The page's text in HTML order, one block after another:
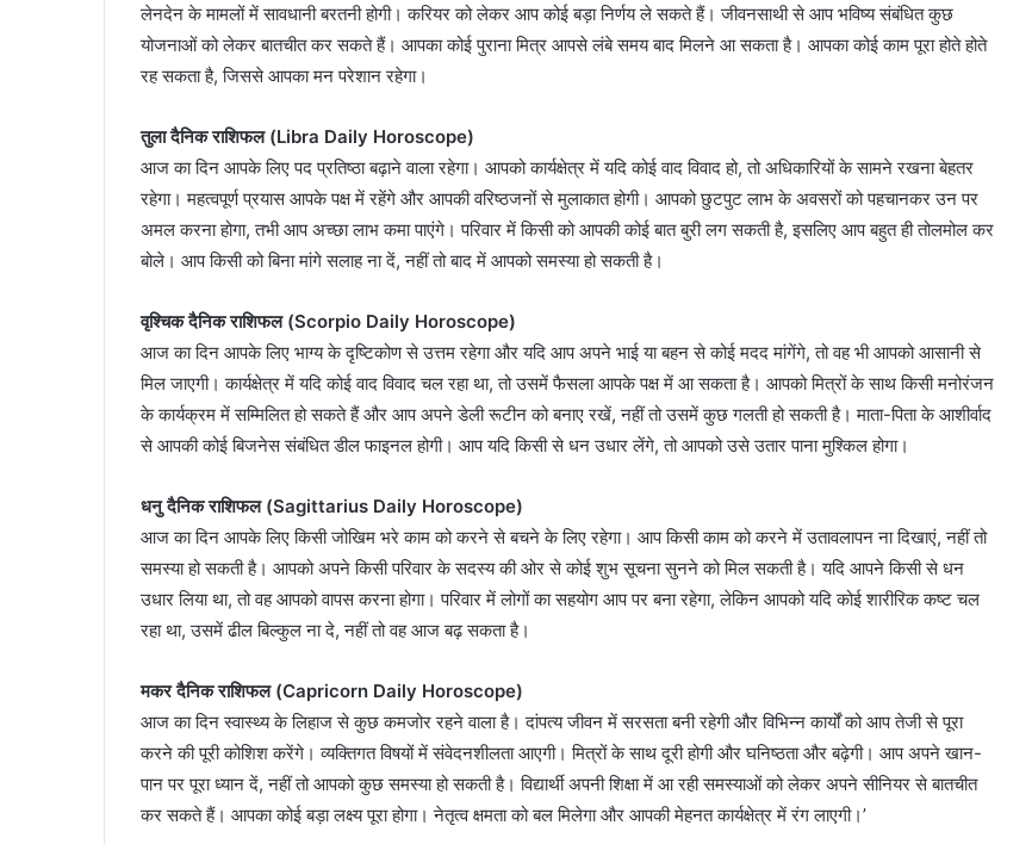
लेनदेन के मामलों में सावधानी बरतनी होगी। करियर को लेकर आप कोई बड़ा निर्णय ले सकते हैं। जीवनसाथी से आप भविष्य संबंधित कुछ
योजनाओं को लेकर बातचीत कर सकते हैं। आपका कोई पुराना मित्र आपसे लंबे समय बाद मिलने आ सकता है। आपका कोई काम पूरा होते होते
रह सकता है, जिससे आपका मन परेशान रहेगा।
तुला दैनिक राशिफल (Libra Daily Horoscope)
आज का दिन आपके लिए पद प्रतिष्ठा बढ़ाने वाला रहेगा। आपको कार्यक्षेत्र में यदि कोई वाद विवाद हो, तो अधिकारियों के सामने रखना बेहतर
रहेगा। महत्वपूर्ण प्रयास आपके पक्ष में रहेंगे और आपकी वरिष्ठजनों से मुलाकात होगी। आपको छुटपुट लाभ के अवसरों को पहचानकर उन पर
अमल करना होगा, तभी आप अच्छा लाभ कमा पाएंगे। परिवार में किसी को आपकी कोई बात बुरी लग सकती है, इसलिए आप बहुत ही तोलमोल कर
बोले। आप किसी को बिना मांगे सलाह ना दें, नहीं तो बाद में आपको समस्या हो सकती है।
वृश्चिक दैनिक राशिफल (Scorpio Daily Horoscope)
आज का दिन आपके लिए भाग्य के दृष्टिकोण से उत्तम रहेगा और यदि आप अपने भाई या बहन से कोई मदद मांगेंगे, तो वह भी आपको आसानी से
मिल जाएगी। कार्यक्षेत्र में यदि कोई वाद विवाद चल रहा था, तो उसमें फैसला आपके पक्ष में आ सकता है। आपको मित्रों के साथ किसी मनोरंजन
के कार्यक्रम में सम्मिलित हो सकते हैं और आप अपने डेली रूटीन को बनाए रखें, नहीं तो उसमें कुछ गलती हो सकती है। माता-पिता के आशीर्वाद
से आपकी कोई बिजनेस संबंधित डील फाइनल होगी। आप यदि किसी से धन उधार लेंगे, तो आपको उसे उतार पाना मुश्किल होगा।
धनु दैनिक राशिफल (Sagittarius Daily Horoscope)
आज का दिन आपके लिए किसी जोखिम भरे काम को करने से बचने के लिए रहेगा। आप किसी काम को करने में उतावलापन ना दिखाएं, नहीं तो
समस्या हो सकती है। आपको अपने किसी परिवार के सदस्य की ओर से कोई शुभ सूचना सुनने को मिल सकती है। यदि आपने किसी से धन
उधार लिया था, तो वह आपको वापस करना होगा। परिवार में लोगों का सहयोग आप पर बना रहेगा, लेकिन आपको यदि कोई शारीरिक कष्ट चल
रहा था, उसमें ढील बिल्कुल ना दे, नहीं तो वह आज बढ़ सकता है।
मकर दैनिक राशिफल (Capricorn Daily Horoscope)
आज का दिन स्वास्थ्य के लिहाज से कुछ कमजोर रहने वाला है। दांपत्य जीवन में सरसता बनी रहेगी और विभिन्न कार्यों को आप तेजी से पूरा
करने की पूरी कोशिश करेंगे। व्यक्तिगत विषयों में संवेदनशीलता आएगी। मित्रों के साथ दूरी होगी और घनिष्ठता और बढ़ेगी। आप अपने खान-
पान पर पूरा ध्यान दें, नहीं तो आपको कुछ समस्या हो सकती है। विद्यार्थी अपनी शिक्षा में आ रही समस्याओं को लेकर अपने सीनियर से बातचीत
कर सकते हैं। आपका कोई बड़ा लक्ष्य पूरा होगा। नेतृत्व क्षमता को बल मिलेगा और आपकी मेहनत कार्यक्षेत्र में रंग लाएगी।’